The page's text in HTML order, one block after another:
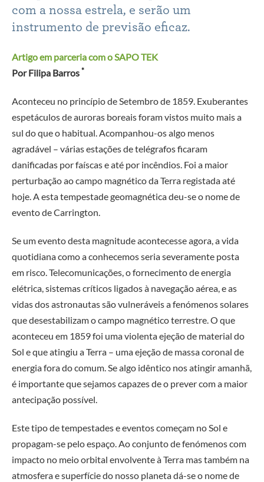
com a nossa estrela, e serão um
instrumento de previsão eficaz.
Artigo em parceria com o SAPO TEK
Por Filipa Barros *
Aconteceu no princípio de Setembro de 1859. Exuberantes
espetáculos de auroras boreais foram vistos muito mais a
sul do que o habitual. Acompanhou-os algo menos
agradável – várias estações de telégrafos ficaram
danificadas por faíscas e até por incêndios. Foi a maior
perturbação ao campo magnético da Terra registada até
hoje. A esta tempestade geomagnética deu-se o nome de
evento de Carrington.
Se um evento desta magnitude acontecesse agora, a vida
quotidiana como a conhecemos seria severamente posta
em risco. Telecomunicações, o fornecimento de energia
elétrica, sistemas críticos ligados à navegação aérea, e as
vidas dos astronautas são vulneráveis a fenómenos solares
que desestabilizam o campo magnético terrestre. O que
aconteceu em 1859 foi uma violenta ejeção de material do
Sol e que atingiu a Terra – uma ejeção de massa coronal de
energia fora do comum. Se algo idêntico nos atingir amanhã,
é importante que sejamos capazes de o prever com a maior
antecipação possível.
Este tipo de tempestades e eventos começam no Sol e
propagam-se pelo espaço. Ao conjunto de fenómenos com
impacto no meio orbital envolvente à Terra mas também na
atmosfera e superfície do nosso planeta dá-se o nome de